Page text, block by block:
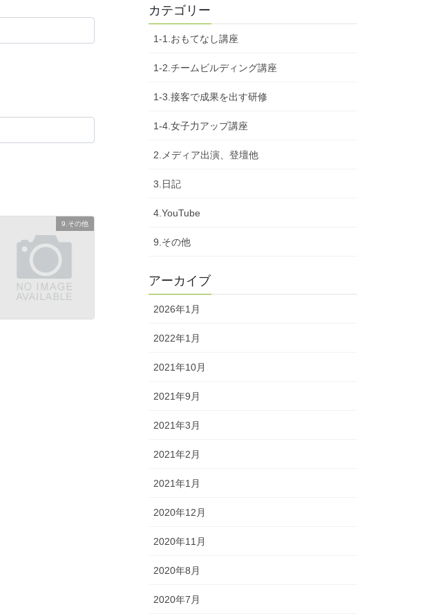
9.その他
カテゴリー
1-1.おもてなし講座
1-2.チームビルディング講座
1-3.接客で成果を出す研修
1-4.女子力アップ講座
2.メディア出演、登壇他
3.日記
4.YouTube
9.その他
アーカイブ
2026年1月
2022年1月
2021年10月
2021年9月
2021年3月
2021年2月
2021年1月
2020年12月
2020年11月
2020年8月
2020年7月